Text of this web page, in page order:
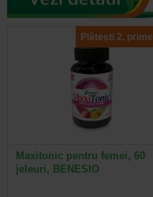
Plătești 2,
Maxitonic pentru femei, 60
jeleuri, BENESIO